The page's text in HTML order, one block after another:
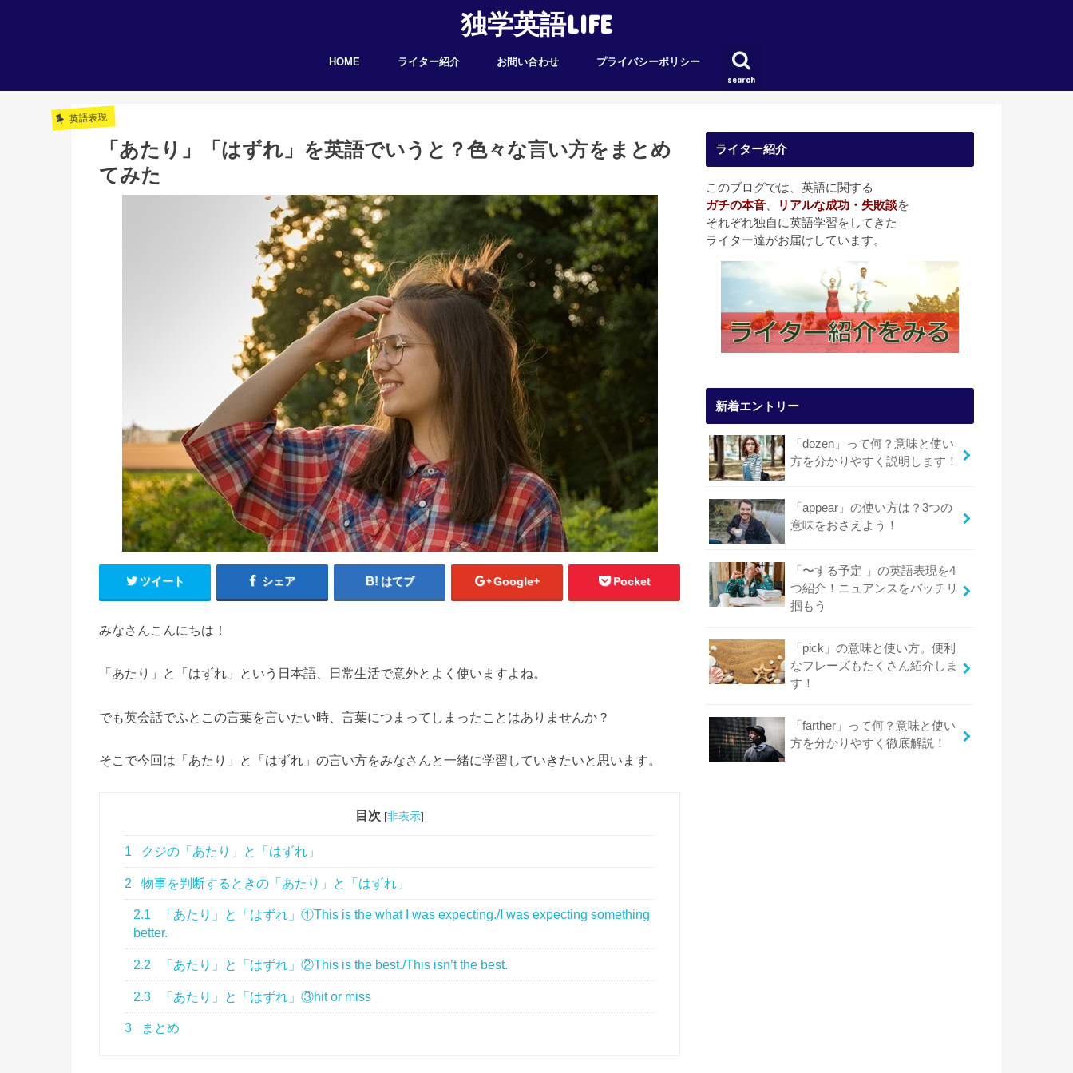
独学英語LIFE
search
HOME ライター紹介 お問い合わせ プライバシーポリシー
英語表現
「あたり」「はずれ」を英語でいうと？色々な言い方をまとめ
てみた
ツイート シェア はてブ Google+ Pocket
みなさんこんにちは！
「あたり」と「はずれ」という日本語、日常生活で意外とよく使いますよね。
でも英会話でふとこの言葉を言いたい時、言葉につまってしまったことはありませんか？
そこで今回は「あたり」と「はずれ」の言い方をみなさんと一緒に学習していきたいと思います。
目次 [非表示]
1 クジの「あたり」と「はずれ」
2 物事を判断するときの「あたり」と「はずれ」
2.1
「あたり」と「はずれ」①This is the what I was expecting./I was expecting something
better.
2.2 「あたり」と「はずれ」②This is the best./This isn’t the best.
2.3 「あたり」と「はずれ」③hit or miss
3 まとめ
ライター紹介
このブログでは、英語に関する
ガチの本音
リアルな成功・失敗談を
それぞれ独自に英語学習をしてきた
ライター達がお届けしています。
新着エントリー
「dozen」って何？意味と使い
方を分かりやすく説明します！
「appear」の使い方は？3つの
意味をおさえよう！
「〜する予定 」の英語表現を4
つ紹介！ニュアンスをバッチリ
掴もう
「pick」の意味と使い方。便利
なフレーズもたくさん紹介しま
す！
「farther」って何？意味と使い
方を分かりやすく徹底解説！